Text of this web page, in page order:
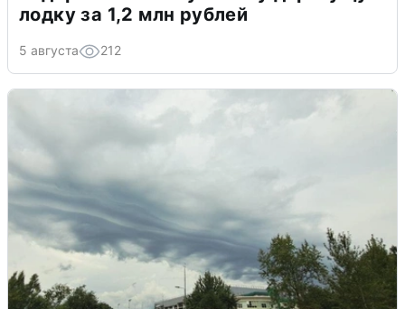
лодку за 1,2 млн рублей
5 августа 212